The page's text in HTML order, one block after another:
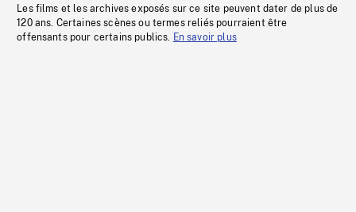
Les films et les archives exposés sur ce site peuvent dater de plus de
120 ans. Certaines scènes ou termes reliés pourraient être
offensants pour certains publics. En savoir plus